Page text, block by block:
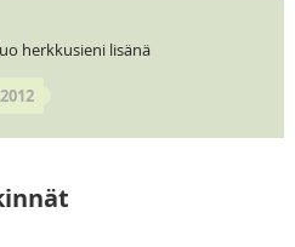
herkkusieni lisänä